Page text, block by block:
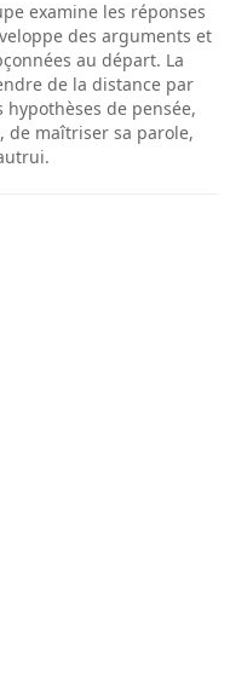
examine les réponses
des arguments et
au départ. La
de la distance par
hypothèses de pensée,
de maîtriser sa parole,